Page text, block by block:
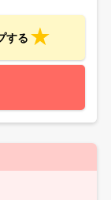
する